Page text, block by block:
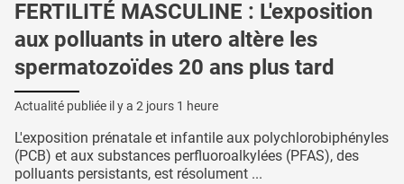
FERTILITÉ MASCULINE : L'exposition
aux polluants in utero altère les
spermatozoïdes 20 ans plus tard
Actualité publiée il y a 2 jours 1 heure
L'exposition prénatale et infantile aux polychlorobiphényles
(PCB) et aux substances perfluoroalkylées (PFAS), des
polluants persistants, est résolument ...